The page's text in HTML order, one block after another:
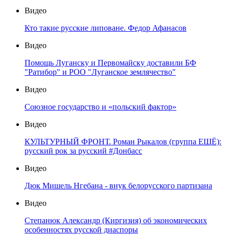
Видео
Кто такие русские липоване. Федор Афанасов
Видео
Помощь Луганску и Первомайску доставили БФ
"Ратибор" и РОО "Луганское землячество"
Видео
Союзное государство и «польский фактор»
Видео
КУЛЬТУРНЫЙ ФРОНТ. Роман Рыкалов (группа ЕЩЁ):
русский рок за русский #Донбасс
Видео
Дюк Мишель Нгебана - внук белорусского партизана
Видео
Степанюк Александр (Киргизия) об экономических
особенностях русской диаспоры